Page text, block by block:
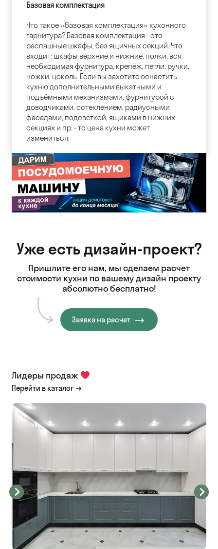
Базовая комплектация
Что такое «базовая комплектация» кухонного
гарнитура? Базовая комплектация - это
распашные шкафы, без ящичных секций. Что
входит: шкафы верхние и нижние, полки, вся
необходимая фурнитура, крепёж, петли, ручки,
ножки, цоколь. Если вы захотите оснастить
кухню дополнительными выкатными и
подъёмными механизмами, фурнитурой с
доводчиками, остеклением, радиусными
фасадами, подсветкой, ящиками в нижних
секциях и пр. - то цена кухни может
измениться.
Уже есть дизайн-проект?
Пришлите его нам, мы сделаем расчет
стоимости кухни по вашему дизайн проекту
абсолютно бесплатно!
Заявка на расчет
Лидеры продаж
Перейти в каталог